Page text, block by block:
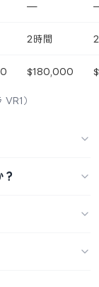
—
2時間
$180,000
）